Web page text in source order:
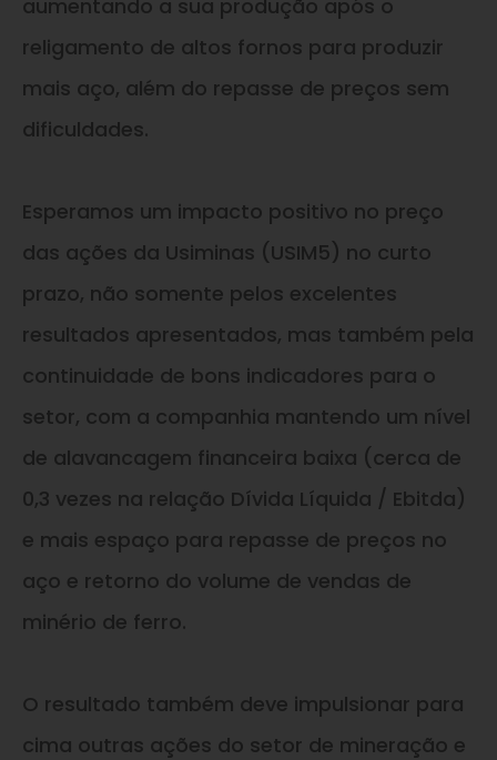
aumentando a sua produção após o
religamento de altos fornos para produzir
mais aço, além do repasse de preços sem
dificuldades.
Esperamos um impacto positivo no preço
das ações da Usiminas (USIM5) no curto
prazo, não somente pelos excelentes
resultados apresentados, mas também pela
continuidade de bons indicadores para o
setor, com a companhia mantendo um nível
de alavancagem financeira baixa (cerca de
0,3 vezes na relação Dívida Líquida / Ebitda)
e mais espaço para repasse de preços no
aço e retorno do volume de vendas de
minério de ferro.
O resultado também deve impulsionar para
cima outras ações do setor de mineração e